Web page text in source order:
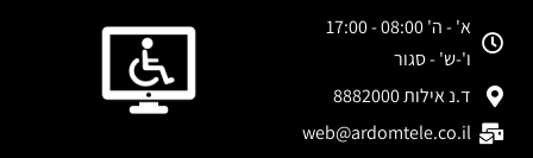
א' - ה' 08:00 - 17:00
ו'-ש' - סגור
ד.נ אילות 8882000
web@ardomtele.co.il